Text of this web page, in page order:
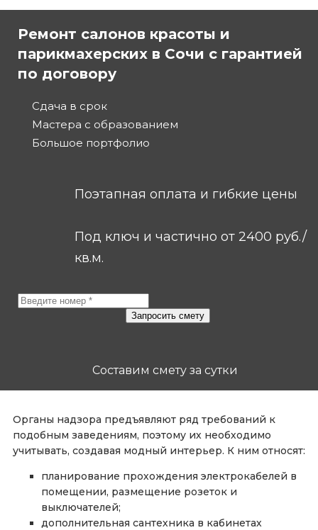
Ремонт салонов красоты и
парикмахерских в Сочи с гарантией
по договору
Сдача в срок
Мастера с образованием
Большое портфолио
Поэтапная оплата и гибкие цены
Под ключ и частично от 2400 руб./
кв.м.
Составим смету за сутки
Органы надзора предъявляют ряд требований к
подобным заведениям, поэтому их необходимо
учитывать, создавая модный интерьер. К ним относят:
планирование прохождения электрокабелей в
помещении, размещение розеток и
выключателей;
дополнительная сантехника в кабинетах